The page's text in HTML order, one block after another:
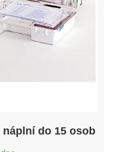
do 15 osob